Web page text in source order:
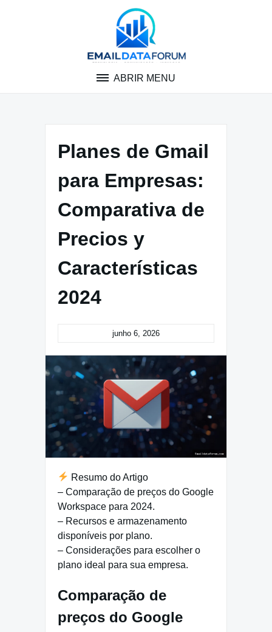
ABRIR MENU
Planes de Gmail
para Empresas:
Comparativa de
Precios y
Características
2024
junho 6, 2026
Resumo do Artigo
– Comparação de preços do Google
Workspace para 2024.
– Recursos e armazenamento
disponíveis por plano.
– Considerações para escolher o
plano ideal para sua empresa.
Comparação de
preços do Google